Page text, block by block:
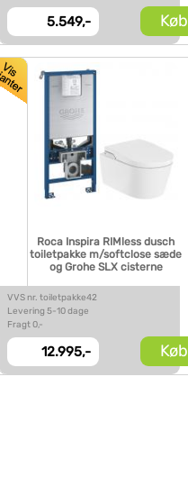
5.549,- Køb
Roca Inspira RIMless dusch
toiletpakke m/softclose sæde
og Grohe SLX cisterne
VVS nr. toiletpakke42
Levering 5-10 dage
Fragt 0,-
12.995,- Køb